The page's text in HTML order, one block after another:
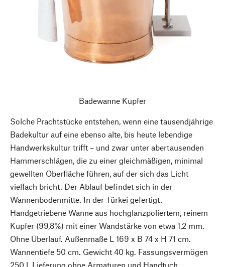
Badewanne Kupfer
Solche Prachtstücke entstehen, wenn eine tausendjährige
Badekultur auf eine ebenso alte, bis heute lebendige
Handwerkskultur trifft – und zwar unter abertausenden
Hammerschlägen, die zu einer gleichmäßigen, minimal
gewellten Oberfläche führen, auf der sich das Licht
vielfach bricht. Der Ablauf befindet sich in der
Wannenbodenmitte. In der Türkei gefertigt.
Handgetriebene Wanne aus hochglanzpoliertem, reinem
Kupfer (99,8%) mit einer Wandstärke von etwa 1,2 mm.
Ohne Überlauf. Außenmaße L 169 x B 74 x H 71 cm.
Wannentiefe 50 cm. Gewicht 40 kg. Fassungsvermögen
250 l. Lieferung ohne Armaturen und Handtuch.